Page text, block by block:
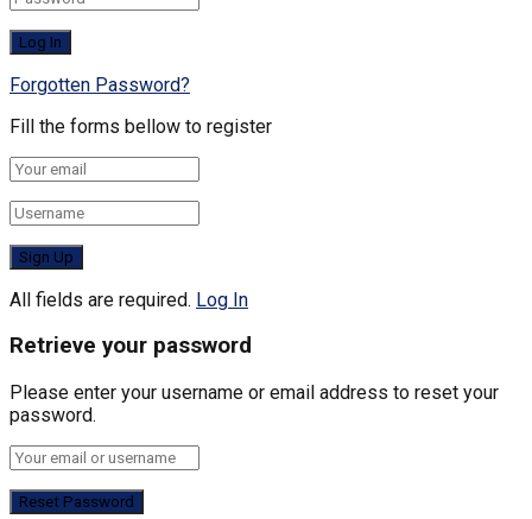
Forgotten Password?
Fill the forms bellow to register
All fields are required. Log In
Retrieve your password
Please enter your username or email address to reset your
password.